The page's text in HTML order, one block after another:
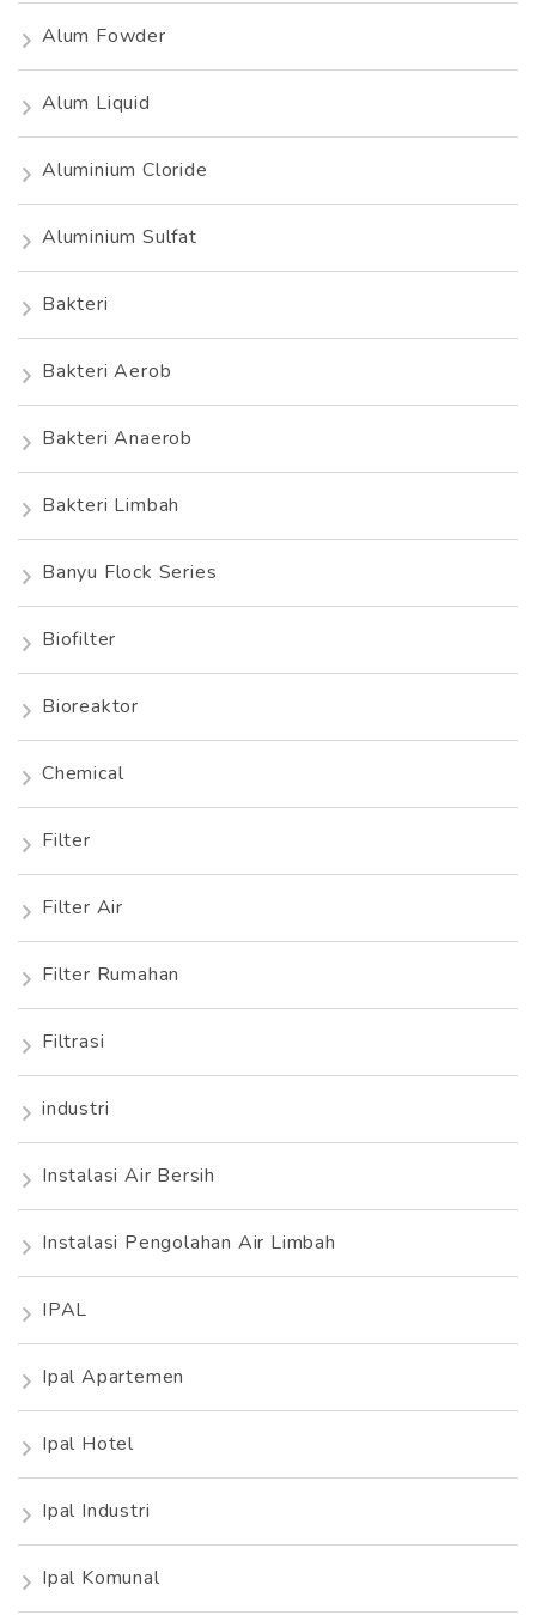
Alum Fowder
Alum Liquid
Aluminium Cloride
Aluminium Sulfat
Bakteri
Bakteri Aerob
Bakteri Anaerob
Bakteri Limbah
Banyu Flock Series
Biofilter
Bioreaktor
Chemical
Filter
Filter Air
Filter Rumahan
Filtrasi
industri
Instalasi Air Bersih
Instalasi Pengolahan Air Limbah
IPAL
Ipal Apartemen
Ipal Hotel
Ipal Industri
Ipal Komunal